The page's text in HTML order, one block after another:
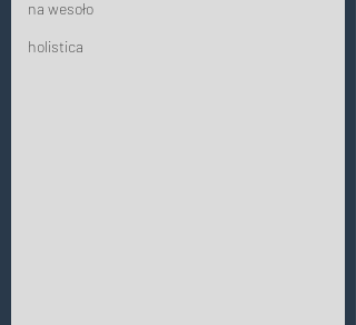
na wesoło
holistica